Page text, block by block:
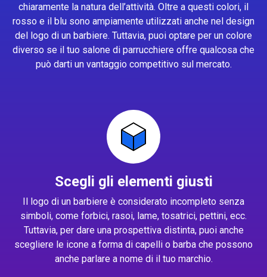
chiaramente la natura dell’attività. Oltre a questi colori, il
rosso e il blu sono ampiamente utilizzati anche nel design
del logo di un barbiere. Tuttavia, puoi optare per un colore
diverso se il tuo salone di parrucchiere offre qualcosa che
può darti un vantaggio competitivo sul mercato.
Scegli gli elementi giusti
Il logo di un barbiere è considerato incompleto senza
simboli, come forbici, rasoi, lame, tosatrici, pettini, ecc.
Tuttavia, per dare una prospettiva distinta, puoi anche
scegliere le icone a forma di capelli o barba che possono
anche parlare a nome di il tuo marchio.